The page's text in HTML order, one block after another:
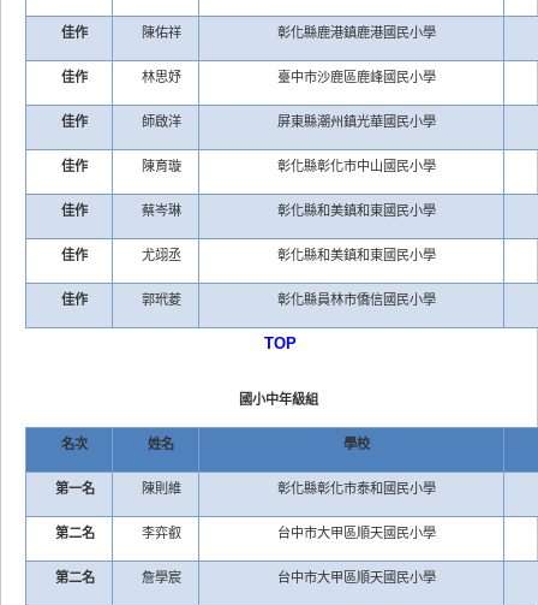
佳作 陳佑祥 彰化縣鹿港鎮鹿港國民小學
佳作 林思妤 臺中市沙鹿區鹿峰國民小學
佳作 師啟洋 屏東縣潮州鎮光華國民小學
佳作 陳育璇 彰化縣彰化市中山國民小學
佳作 蔡岑琳 彰化縣和美鎮和東國民小學
佳作 尤翊丞 彰化縣和美鎮和東國民小學
佳作 郭玳菱 彰化縣員林市僑信國民小學
TOP
國小中年級組
名次 姓名 學校
第一名 陳則維 彰化縣彰化市泰和國民小學
第二名 李弈叡 台中市大甲區順天國民小學
第二名 詹學宸 台中市大甲區順天國民小學